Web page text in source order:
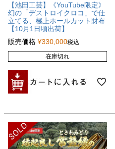
【池田工芸】《YouTube限定》
幻の「デストロイクロコ」で仕
立てる、極上ホールカット財布
【10月1日頃出荷】
販売価格 ¥330,000税込
在庫切れ